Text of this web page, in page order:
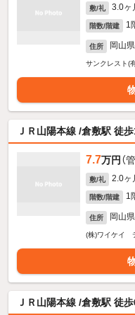
敷/礼 3.0ヶ
階数/階建 1
住所 岡山
サンクレスト(
ＪＲ山陽本線 /倉敷駅 徒
7.7万円 （
敷/礼 2.0ヶ
階数/階建 1
住所 岡山
(株)ワイケイ
ＪＲ山陽本線 /倉敷駅 徒